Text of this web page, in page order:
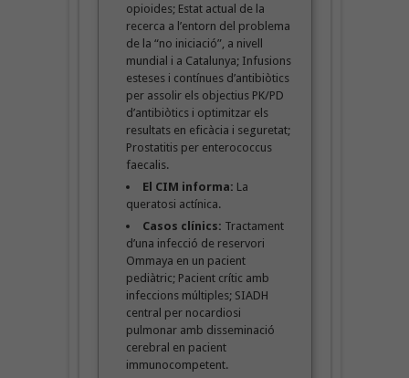
opioides; Estat actual de la
recerca a l’entorn del problema
de la “no iniciació”, a nivell
mundial i a Catalunya; Infusions
esteses i contínues d’antibiòtics
per assolir els objectius PK/PD
d’antibiòtics i optimitzar els
resultats en eficàcia i seguretat;
Prostatitis per enterococcus
faecalis.
El CIM informa: La
queratosi actínica.
Casos clínics: Tractament
d’una infecció de reservori
Ommaya en un pacient
pediàtric; Pacient crític amb
infeccions múltiples; SIADH
central per nocardiosi
pulmonar amb disseminació
cerebral en pacient
immunocompetent.